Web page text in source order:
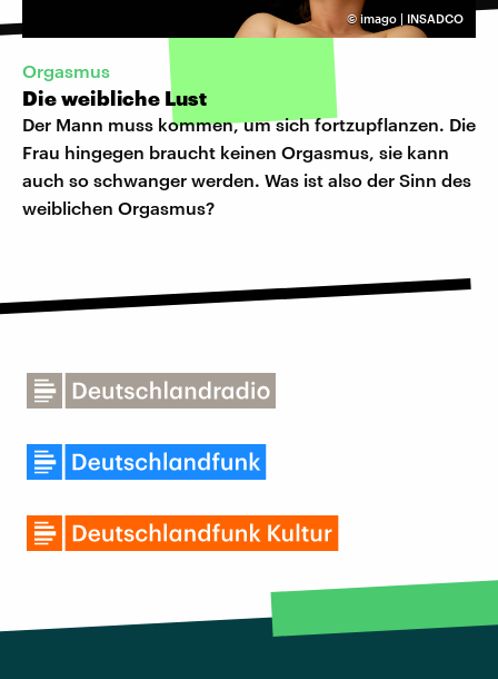
© imago | INSADCO
Orgasmus
Die weibliche Lust
Der Mann muss kommen, um sich fortzupflanzen. Die
Frau hingegen braucht keinen Orgasmus, sie kann
auch so schwanger werden. Was ist also der Sinn des
weiblichen Orgasmus?